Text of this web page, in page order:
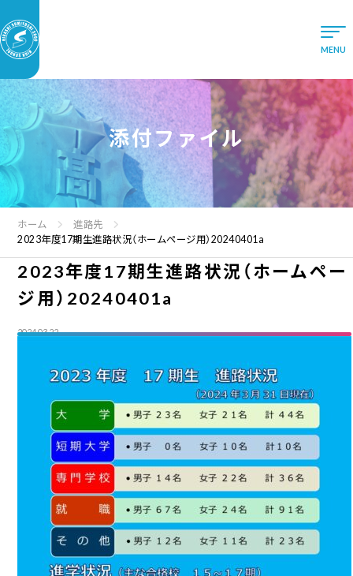
添付ファイル
ホーム
進路先
2023年度17期生進路状況（ホームページ用）20240401a
2023年度17期生進路状況（ホームペー
ジ用）20240401a
2024.03.22